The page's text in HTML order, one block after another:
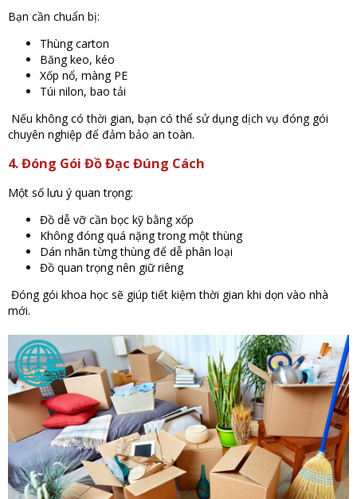
Bạn cần chuẩn bị:
Thùng carton
Băng keo, kéo
Xốp nổ, màng PE
Túi nilon, bao tải
Nếu không có thời gian, bạn có thể sử dụng dịch vụ đóng gói
chuyên nghiệp để đảm bảo an toàn.
4. Đóng Gói Đồ Đạc Đúng Cách
Một số lưu ý quan trọng:
Đồ dễ vỡ cần bọc kỹ bằng xốp
Không đóng quá nặng trong một thùng
Dán nhãn từng thùng để dễ phân loại
Đồ quan trọng nên giữ riêng
Đóng gói khoa học sẽ giúp tiết kiệm thời gian khi dọn vào nhà
mới.